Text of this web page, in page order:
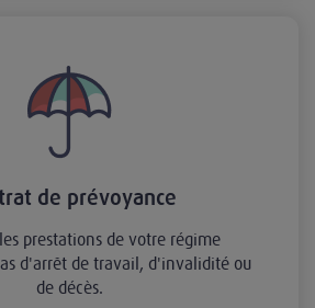
de prévoyance
prestations de votre régime
d'arrêt de travail, d'invalidité ou
de décès.